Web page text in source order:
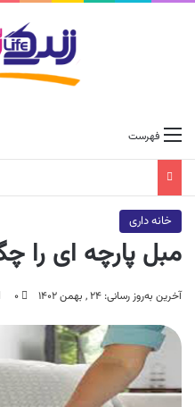
فهرست
خانه داری
مبل پارچه ای را
آخرین به‌روز رسانی: ۲۴ , بهمن ۱۴۰۲ ۰